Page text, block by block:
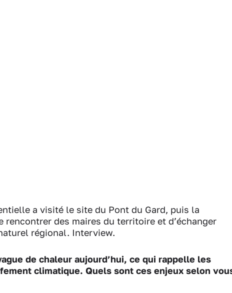
a visité le site du Pont du Gard, puis la
rencontrer des maires du territoire et d’échanger
régional. Interview.
de chaleur aujourd’hui, ce qui rappelle les
climatique. Quels sont ces enjeux selon